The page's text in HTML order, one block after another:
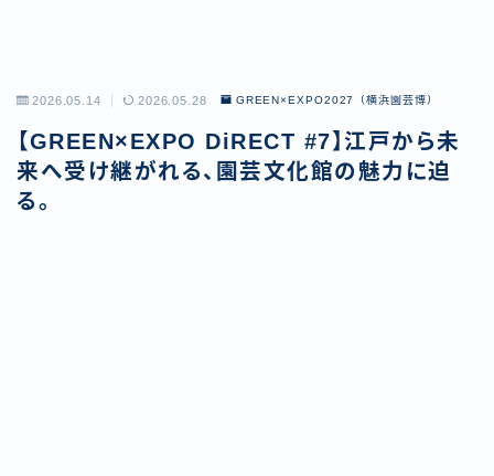
2026.05.14 2026.05.28 GREEN×EXPO2027（横浜園芸博）
【GREEN×EXPO DiRECT #7】江戸から未
来へ受け継がれる、園芸文化館の魅力に迫
る。